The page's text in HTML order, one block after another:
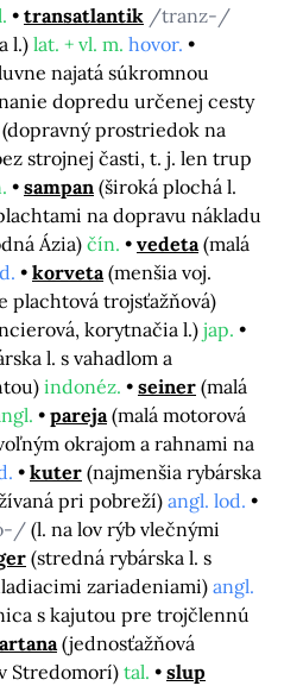
transatlantik /tranz-/
l.)lat. + vl. m. hovor.
najatá súkromnou
dopredu určenej cesty
(dopravný prostriedok na
strojnej časti, t. j. len trup
sampan (široká plochá l.
na dopravu nákladu
Ázia) čín. vedeta (malá
korveta (menšia voj.
plachtová trojsťažňová)
korytnačia l.)jap.
l. s vahadlom a
indonéz. seiner (malá
pareja (malá motorová
okrajom a rahnami na
kuter (najmenšia rybárska
pri pobreží) angl. lod.
(l. na lov rýb vlečnými
(stredná rybárska l. s
zariadeniami) angl.
s kajutou pre trojčlennú
(jednosťažňová
Stredomorí) tal.
slup